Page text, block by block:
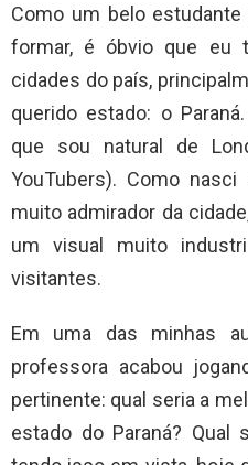
Como um belo
formar, é óbvio que eu
cidades do país,
querido estado: o
que sou natural de
YouTubers). Como
muito admirador da
um visual muito
visitantes.
Em uma das minhas
professora acabou
pertinente: qual seria a
estado do Paraná? Qual